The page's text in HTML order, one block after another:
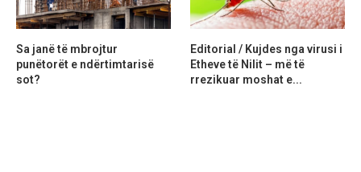
Sa janë të mbrojtur
punëtorët e ndërtimtarisë
sot?
Editorial / Kujdes nga virusi i
Etheve të Nilit – më të
rrezikuar moshat e...